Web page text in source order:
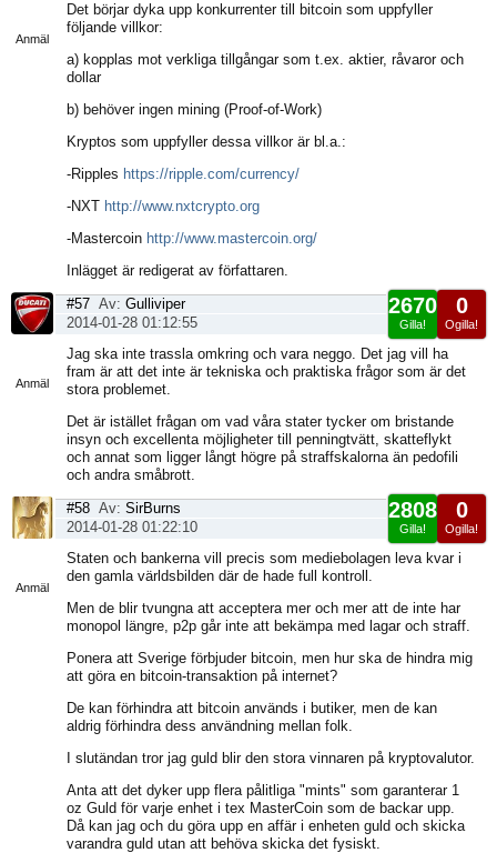
Anmäl
Det börjar dyka upp konkurrenter till bitcoin som uppfyller
följande villkor:
a) kopplas mot verkliga tillgångar som t.ex. aktier, råvaror och
dollar
b) behöver ingen mining (Proof-of-Work)
Kryptos som uppfyller dessa villkor är bl.a.:
-Ripples https://ripple.com/currency/
-NXT http://www.nxtcrypto.org
-Mastercoin http://www.mastercoin.org/
Inlägget är redigerat av författaren.
Anmäl
0
Ogilla!
2670
Gilla!
#57 Av: Gulliviper
2014-01-28 01:12:55
Jag ska inte trassla omkring och vara neggo. Det jag vill ha
fram är att det inte är tekniska och praktiska frågor som är det
stora problemet.
Det är istället frågan om vad våra stater tycker om bristande
insyn och excellenta möjligheter till penningtvätt, skatteflykt
och annat som ligger långt högre på straffskalorna än pedofili
och andra småbrott.
Anmäl
0
Ogilla!
2808
Gilla!
#58 Av: SirBurns
2014-01-28 01:22:10
Staten och bankerna vill precis som mediebolagen leva kvar i
den gamla världsbilden där de hade full kontroll.
Men de blir tvungna att acceptera mer och mer att de inte har
monopol längre, p2p går inte att bekämpa med lagar och straff.
Ponera att Sverige förbjuder bitcoin, men hur ska de hindra mig
att göra en bitcoin-transaktion på internet?
De kan förhindra att bitcoin används i butiker, men de kan
aldrig förhindra dess användning mellan folk.
I slutändan tror jag guld blir den stora vinnaren på kryptovalutor.
Anta att det dyker upp flera pålitliga "mints" som garanterar 1
oz Guld för varje enhet i tex MasterCoin som de backar upp.
Då kan jag och du göra upp en affär i enheten guld och skicka
varandra guld utan att behöva skicka det fysiskt.